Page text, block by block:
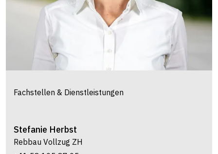
Fachstellen & Dienstleistungen
Stefanie Herbst
Rebbau Vollzug ZH